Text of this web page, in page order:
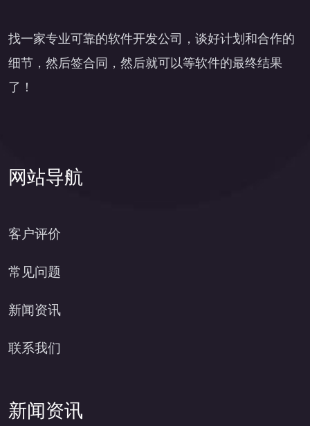
找一家专业可靠的软件开发公司，谈好计划和合作的
细节，然后签合同，然后就可以等软件的最终结果
了！
网站导航
客户评价
常见问题
新闻资讯
联系我们
新闻资讯